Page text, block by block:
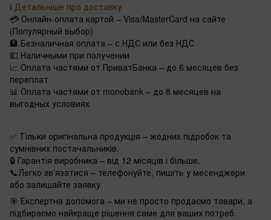
ℹ️ Детальніше про доставку
💳 Онлайн-оплата картой – Visa/MasterCard на сайте
(Популярный выбор)
🏦 Безналичная оплата – с НДС или без НДС
💵 Наличными при получении
📈 Оплата частями от ПриватБанка – до 6 месяцев без
переплат
📊 Оплата частями от monobank – до 8 месяцев на
выгодных условиях
✅ Тільки оригінальна продукція – жодних підробок та
сумнівних постачальників.
🔒 Гарантія виробника – від 12 місяців і більше.
📞Легко зв’язатися – телефонуйте, пишіть у месенджери
або залишайте заявку
🎯 Експертна допомога – ми не просто продаємо товари, а
підбираємо найкраще рішення саме для ваших потреб.